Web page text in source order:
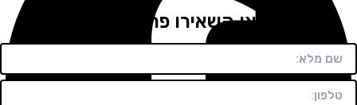
חייגו או השאירו פרטים בטופס!